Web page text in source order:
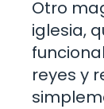
Otro
iglesia,
reyes y